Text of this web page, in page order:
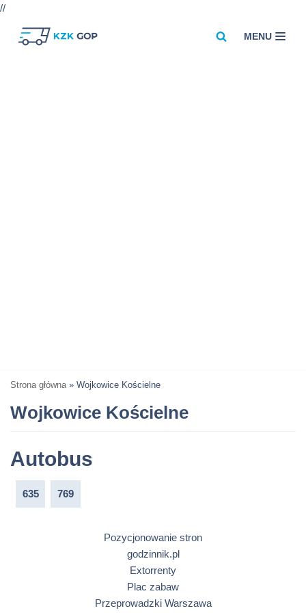
//
MENU
Strona główna » Wojkowice Kościelne
Wojkowice Kościelne
Autobus
635 769
Pozycjonowanie stron
godzinnik.pl
Extorrenty
Plac zabaw
Przeprowadzki Warszawa